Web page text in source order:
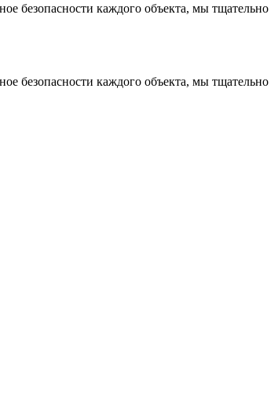
безопасности каждого объекта, мы тщательно
безопасности каждого объекта, мы тщательно